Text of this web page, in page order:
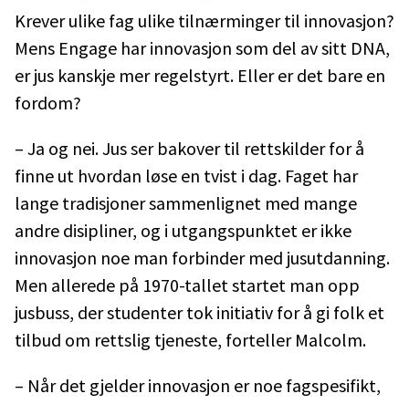
Krever ulike fag ulike tilnærminger til innovasjon?
Mens Engage har innovasjon som del av sitt DNA,
er jus kanskje mer regelstyrt. Eller er det bare en
fordom?
– Ja og nei. Jus ser bakover til rettskilder for å
finne ut hvordan løse en tvist i dag. Faget har
lange tradisjoner sammenlignet med mange
andre disipliner, og i utgangspunktet er ikke
innovasjon noe man forbinder med jusutdanning.
Men allerede på 1970-tallet startet man opp
jusbuss, der studenter tok initiativ for å gi folk et
tilbud om rettslig tjeneste, forteller Malcolm.
– Når det gjelder innovasjon er noe fagspesifikt,